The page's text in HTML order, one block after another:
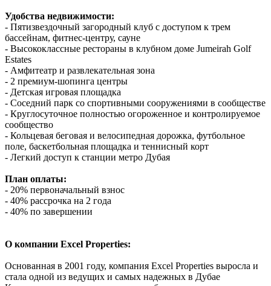
Удобства недвижимости:
- Пятизвездочный загородный клуб с доступом к трем
бассейнам, фитнес-центру, сауне
- Высококлассные рестораны в клубном доме Jumeirah Golf
Estates
- Амфитеатр и развлекательная зона
- 2 премиум-шопинга центры
- Детская игровая площадка
- Соседний парк со спортивными сооружениями в сообществе
- Круглосуточное полностью огороженное и контролируемое
сообщество
- Кольцевая беговая и велосипедная дорожка, футбольное
поле, баскетбольная площадка и теннисный корт
- Легкий доступ к станции метро Дубая
План оплаты:
- 20% первоначальный взнос
- 40% рассрочка на 2 года
- 40% по завершении
О компании Excel Properties:
Основанная в 2001 году, компания Excel Properties выросла и
стала одной из ведущих и самых надежных в Дубае